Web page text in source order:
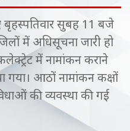
सुबह 11 बजे
में अधिसूचना जारी हो
में नामांकन कराने
गया। आठों नामांकन कक्षों
की व्यवस्था की गई